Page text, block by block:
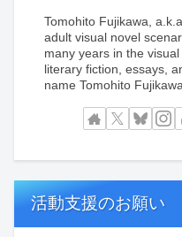
Tomohito Fujikawa,
adult visual novel
many years in the
literary fiction, essays,
name Tomohito Fujikawa.
活動支援のお願い